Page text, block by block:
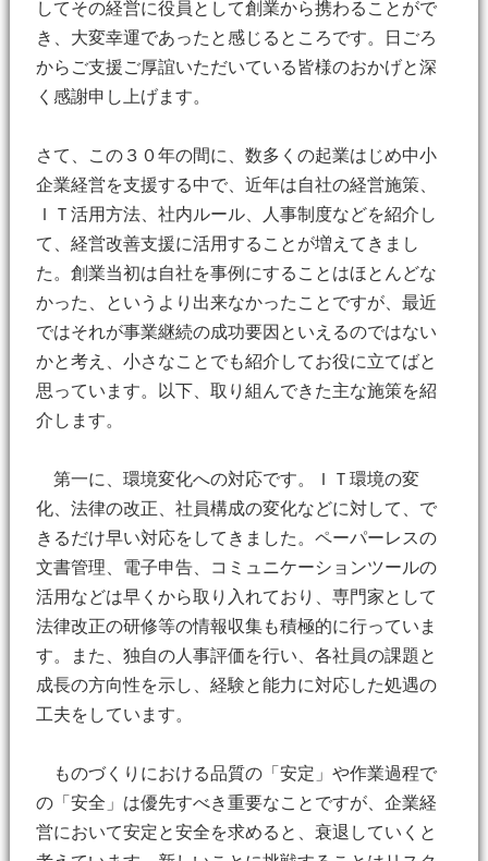
してその経営に役員として創業から携わることがで
き、大変幸運であったと感じるところです。日ごろ
からご支援ご厚誼いただいている皆様のおかげと深
く感謝申し上げます。
さて、この３０年の間に、数多くの起業はじめ中小
企業経営を支援する中で、近年は自社の経営施策、
ＩＴ活用方法、社内ルール、人事制度などを紹介し
て、経営改善支援に活用することが増えてきまし
た。創業当初は自社を事例にすることはほとんどな
かった、というより出来なかったことですが、最近
ではそれが事業継続の成功要因といえるのではない
かと考え、小さなことでも紹介してお役に立てばと
思っています。以下、取り組んできた主な施策を紹
介します。
第一に、環境変化への対応です。ＩＴ環境の変
化、法律の改正、社員構成の変化などに対して、で
きるだけ早い対応をしてきました。ペーパーレスの
文書管理、電子申告、コミュニケーションツールの
活用などは早くから取り入れており、専門家として
法律改正の研修等の情報収集も積極的に行っていま
す。また、独自の人事評価を行い、各社員の課題と
成長の方向性を示し、経験と能力に対応した処遇の
工夫をしています。
ものづくりにおける品質の「安定」や作業過程で
の「安全」は優先すべき重要なことですが、企業経
営において安定と安全を求めると、衰退していくと